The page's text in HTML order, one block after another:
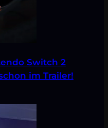
Switch 2
im Trailer!